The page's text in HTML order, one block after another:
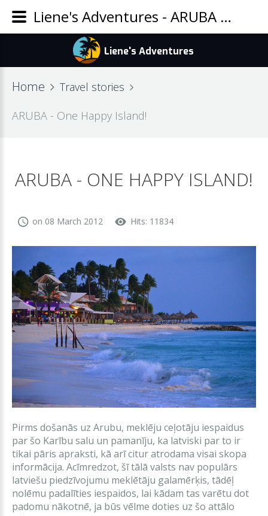
Home
Travel stories
ARUBA - One Happy Island!
ARUBA - ONE HAPPY ISLAND!
on 08 March 2012 Hits: 11834
Pirms došanās uz Arubu, meklēju ceļotāju iespaidus
par šo Karību salu un pamanīju, ka latviski par to ir
tikai pāris apraksti, kā arī citur atrodama visai skopa
informācija. Acīmredzot, šī tālā valsts nav populārs
latviešu piedzīvojumu meklētāju galamērķis, tādēļ
nolēmu padalīties iespaidos, lai kādam tas varētu dot
padomu nākotnē, ja būs vēlme doties uz šo attālo
Liene's Adventures - ARUBA - One Happy Island!